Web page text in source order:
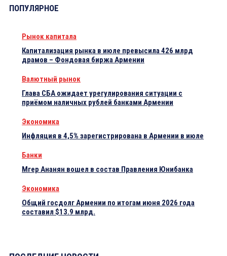
ПОПУЛЯРНОЕ
Рынок капитала
Капитализация рынка в июле превысила 426 млрд
драмов – Фондовая биржа Армении
Валютный рынок
Глава СБА ожидает урегулирования ситуации с
приёмом наличных рублей банками Армении
Экономика
Инфляция в 4,5% зарегистрирована в Армении в июле
Банки
Мгер Ананян вошел в состав Правления Юнибанка
Экономика
Общий госдолг Армении по итогам июня 2026 года
составил $13.9 млрд.